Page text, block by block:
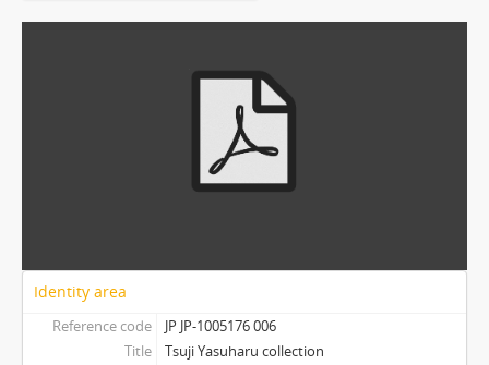
[Series] 0000-0013 - 辻個人メモ・手稿, 1957(1点のみ、他不明)
[Series] 0000-0014 - 辻以外個人手稿, 1961
[Series] 0000-0015 - 図書・新聞, 1950-1974
[Item] 逐次刊行物・文集一覧表 1
Identity area
Reference code
JP JP-1005176 006
Title
Tsuji Yasuharu collection